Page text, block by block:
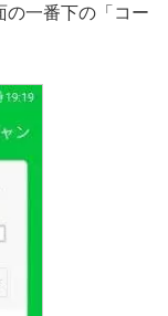
の一番下の「コー